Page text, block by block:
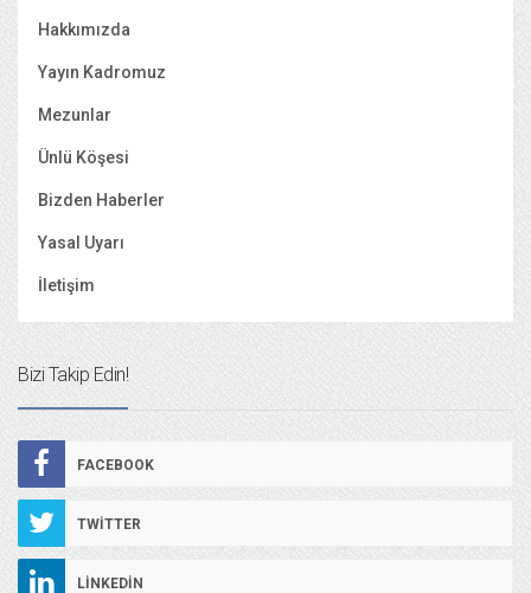
Hakkımızda
Yayın Kadromuz
Mezunlar
Ünlü Köşesi
Bizden Haberler
Yasal Uyarı
İletişim
Bizi Takip Edin!
FACEBOOK
TWITTER
LINKEDIN